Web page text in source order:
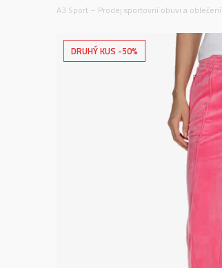
A3 Sport – Prodej sportovní obuvi a oblečení
DRUHÝ KUS -50%